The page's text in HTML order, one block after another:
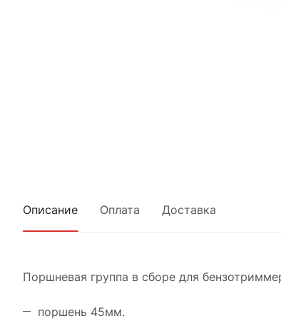
Описание Оплата Доставка
Поршневая группа в сборе для
поршень 45мм.